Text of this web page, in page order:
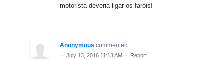
motorista deveria ligar os faróis!
Anonymous commented
· July 13, 2016 11:13 AM · Report